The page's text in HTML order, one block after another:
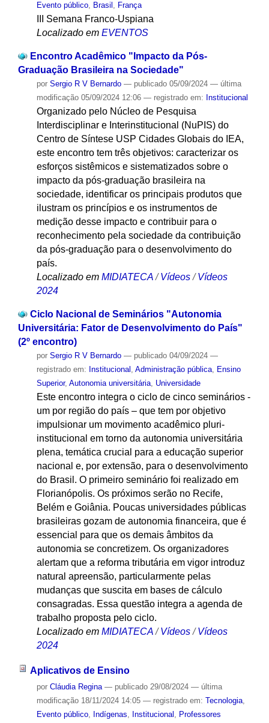
Evento público, Brasil , França
III Semana Franco-Uspiana
Localizado em EVENTOS
Encontro Acadêmico "Impacto da Pós-
Graduação Brasileira na Sociedade"
por Sergio R V Bernardo — publicado05/09/2024 — última
modificação05/09/2024 12:06 — registrado em: Institucional
Organizado pelo Núcleo de Pesquisa
Interdisciplinar e Interinstitucional (NuPIS) do
Centro de Síntese USP Cidades Globais do IEA,
este encontro tem três objetivos: caracterizar os
esforços sistêmicos e sistematizados sobre o
impacto da pós-graduação brasileira na
sociedade, identificar os principais produtos que
ilustram os princípios e os instrumentos de
medição desse impacto e contribuir para o
reconhecimento pela sociedade da contribuição
da pós-graduação para o desenvolvimento do
país.
Localizado em MIDIATECA /Vídeos /Vídeos
2024
Ciclo Nacional de Seminários "Autonomia
Universitária: Fator de Desenvolvimento do País"
(2º encontro)
por Sergio R V Bernardo — publicado04/09/2024 —
registrado em: Institucional Administração pública, Ensino
Superior, Autonomia universitária, Universidade
Este encontro integra o ciclo de cinco seminários -
um por região do país – que tem por objetivo
impulsionar um movimento acadêmico pluri-
institucional em torno da autonomia universitária
plena, temática crucial para a educação superior
nacional e, por extensão, para o desenvolvimento
do Brasil. O primeiro seminário foi realizado em
Florianópolis. Os próximos serão no Recife,
Belém e Goiânia. Poucas universidades públicas
brasileiras gozam de autonomia financeira, que é
essencial para que os demais âmbitos da
autonomia se concretizem. Os organizadores
alertam que a reforma tributária em vigor introduz
natural apreensão, particularmente pelas
mudanças que suscita em bases de cálculo
consagradas. Essa questão integra a agenda de
trabalho proposta pelo ciclo.
Localizado em MIDIATECA /Vídeos /Vídeos
2024
Aplicativos de Ensino
por Cláudia Regina — publicado29/08/2024 — última
modificação18/11/2024 14:05 — registrado em: Tecnologia,
Evento público, Indígenas, Institucional , Professores